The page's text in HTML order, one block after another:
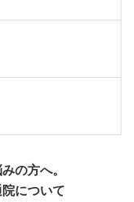
の方へ。
について